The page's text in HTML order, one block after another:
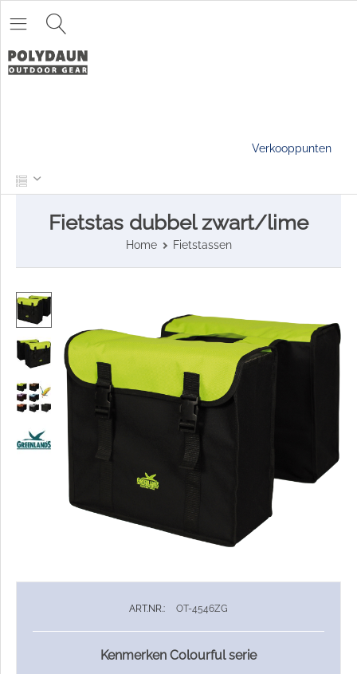
Verkooppunten
Fietstas dubbel zwart/lime
Home Fietstassen
ART.NR.: OT-4546ZG
Kenmerken Colourful serie